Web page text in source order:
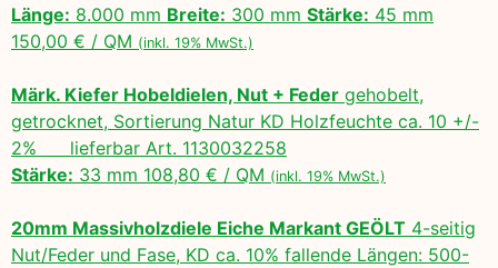
Länge: 8.000 mm Breite: 300 mm Stärke: 45 mm
150,00 € / QM (inkl. 19% MwSt.)
Märk. Kiefer Hobeldielen, Nut + Feder gehobelt,
getrocknet, Sortierung Natur KD Holzfeuchte ca. 10 +/-
2% lieferbar Art. 1130032258
Stärke: 33 mm 108,80 € / QM (inkl. 19% MwSt.)
20mm Massivholzdiele Eiche Markant GEÖLT 4-seitig
Nut/Feder und Fase, KD ca. 10% fallende Längen: 500-